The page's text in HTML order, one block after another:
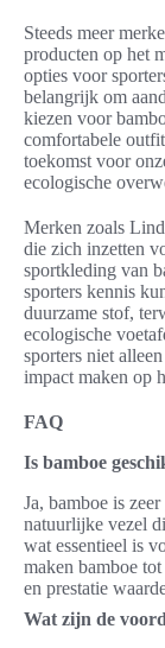
Steeds meer
producten op het
opties voor
belangrijk om
kiezen voor
comfortabele
toekomst voor
ecologische
Merken zoals
die zich inzetten
sportkleding van
sporters kennis
duurzame stof,
ecologische
sporters niet
impact maken op
FAQ
Is bamboe
Ja, bamboe is
natuurlijke vezel
wat essentieel is
maken bamboe
en prestatie
Wat zijn de